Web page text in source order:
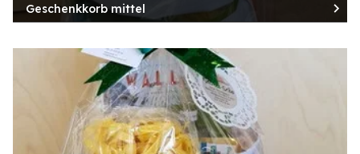
Geschenkkorb mittel